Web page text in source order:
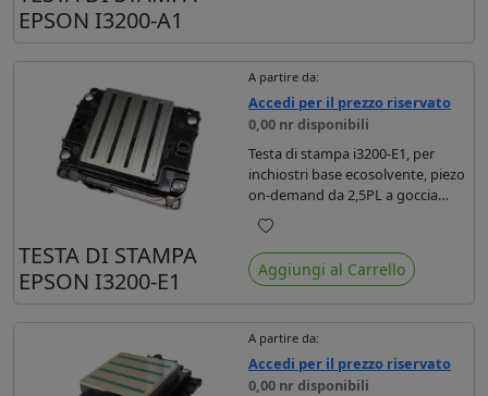
EPSON I3200-A1
TESTA DI STAMPA
EPSON I3200-E1
A partire da:
Accedi per il prezzo riservato
0,00 nr disponibili
Testa di stampa i3200-E1, per
inchiostri base ecosolvente, piezo
on-demand da 2,5PL a goccia
variabile, area di stampa 33,8mm.
Preferiti
Aggiungi al Carrello
A partire da:
Accedi per il prezzo riservato
0,00 nr disponibili